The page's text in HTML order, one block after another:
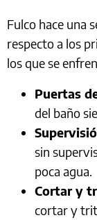
Fulco hace una
respecto a los
los que se
Puertas
del baño
sin
poca agua.
Cortar y
cortar y